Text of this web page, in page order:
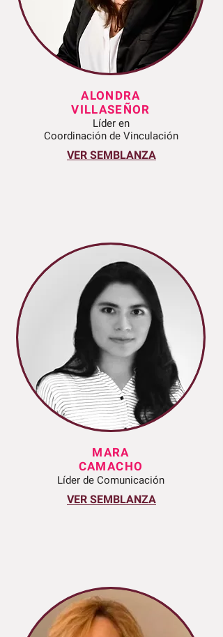
ALONDRA
VILLASEÑOR
Líder en
Coordinación de Vinculación
VER SEMBLANZA
MARA
CAMACHO
Líder de Comunicación
VER SEMBLANZA